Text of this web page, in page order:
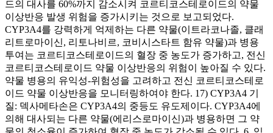
드의 대사를 60%까지 감소시켜 코르티코스테로이드의 약물
이상반응 발생 위험을 증가시키는 것으로 보고되었다.
CYP3A4를 강력하게 억제하는 다른 약물(이트라코나졸, 클래
리트로마이신, 리토나비르, 코비시스타트 함유 약물)과 병용
투여는 코르티코스테로이드의 혈장 중 농도가 증가하고, 전신
코르티코스테로이드 약물 이상반응의 위험이 높아질 수 있다.
약물 병용의 유익성-위험성을 고려하고 전신 코르티코스테로
이드 약물 이상반응을 모니터링하여야 한다. 17) CYP3A4 기
질: 덱사메타손은 CYP3A4의 중등도 유도제이다. CYP3A4에
의해 대사되는 다른 약물(에리스로마이신)과 병용하면 그 약